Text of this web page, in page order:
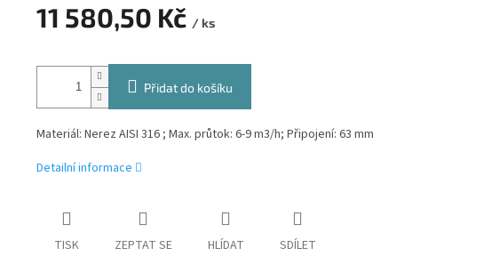
11 580,50 Kč / ks
cena:
Přidat do košíku
Materiál: Nerez AISI 316 ; Max. průtok: 6-9 m3/h; Připojení: 63 mm
Detailní informace
TISK ZEPTAT SE HLÍDAT SDÍLET